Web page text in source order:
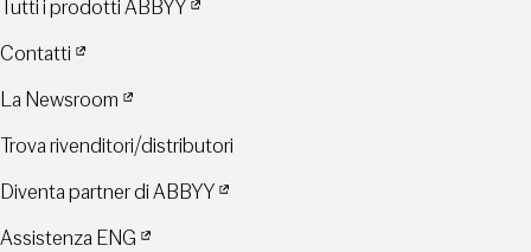
Tutti i prodotti ABBYY
Contatti
La Newsroom
Trova rivenditori/distributori
Diventa partner di ABBYY
Assistenza ENG